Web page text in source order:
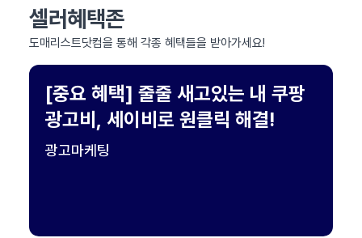
셀러혜택존
도매리스트닷컴을 통해 각종 혜택들을 받아가세요!
[중요 혜택] 줄줄 새고있는 내 쿠팡
광고비, 세이비로 원클릭 해결!
광고마케팅